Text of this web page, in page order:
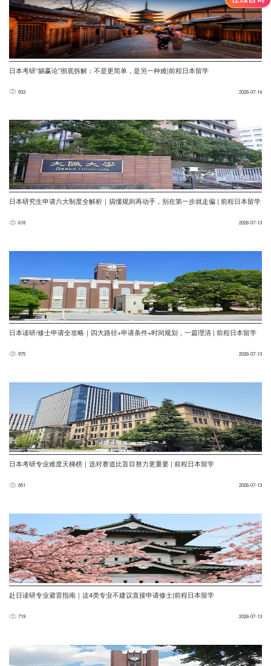
日本考研“躺赢论”彻底拆解：不是更简单，是另一种难|前程日本留学
933 2026-07-14
日本研究生申请六大制度全解析｜搞懂规则再动手，别在第一步就走偏 | 前程日本留学
618 2026-07-13
日本读研/修士申请全攻略｜四大路径+申请条件+时间规划，一篇理清 | 前程日本留学
975 2026-07-13
日本考研专业难度天梯榜｜选对赛道比盲目努力更重要 | 前程日本留学
851 2026-07-13
赴日读研专业避雷指南｜这4类专业不建议直接申请修士|前程日本留学
719 2026-07-13